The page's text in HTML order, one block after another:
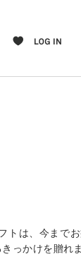
トは、今まで
っかけを贈れま